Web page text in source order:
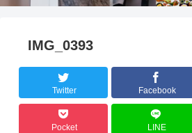
IMG_0393
Twitter Facebook
Pocket LINE